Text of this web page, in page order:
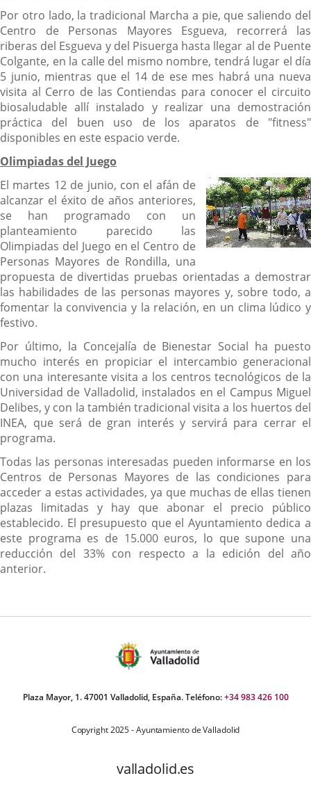
Por otro lado, la tradicional Marcha a pie, que saliendo del
Centro de Personas Mayores Esgueva, recorrerá las
riberas del Esgueva y del Pisuerga hasta llegar al de Puente
Colgante, en la calle del mismo nombre, tendrá lugar el día
5 junio, mientras que el 14 de ese mes habrá una nueva
visita al Cerro de las Contiendas para conocer el circuito
biosaludable allí instalado y realizar una demostración
práctica del buen uso de los aparatos de "fitness"
disponibles en este espacio verde.
Olimpiadas del Juego
El martes 12 de junio, con el afán de
alcanzar el éxito de años anteriores,
se han programado con un
planteamiento parecido las
Olimpiadas del Juego en el Centro de
Personas Mayores de Rondilla, una
propuesta de divertidas pruebas orientadas a demostrar
las habilidades de las personas mayores y, sobre todo, a
fomentar la convivencia y la relación, en un clima lúdico y
festivo.
Por último, la Concejalía de Bienestar Social ha puesto
mucho interés en propiciar el intercambio generacional
con una interesante visita a los centros tecnológicos de la
Universidad de Valladolid, instalados en el Campus Miguel
Delibes, y con la también tradicional visita a los huertos del
INEA, que será de gran interés y servirá para cerrar el
programa.
Todas las personas interesadas pueden informarse en los
Centros de Personas Mayores de las condiciones para
acceder a estas actividades, ya que muchas de ellas tienen
plazas limitadas y hay que abonar el precio público
establecido. El presupuesto que el Ayuntamiento dedica a
este programa es de 15.000 euros, lo que supone una
reducción del 33% con respecto a la edición del año
anterior.
Plaza Mayor, 1. 47001 Valladolid, España. Teléfono:+34 983 426 100
Copyright 2025 - Ayuntamiento de Valladolid
valladolid.es